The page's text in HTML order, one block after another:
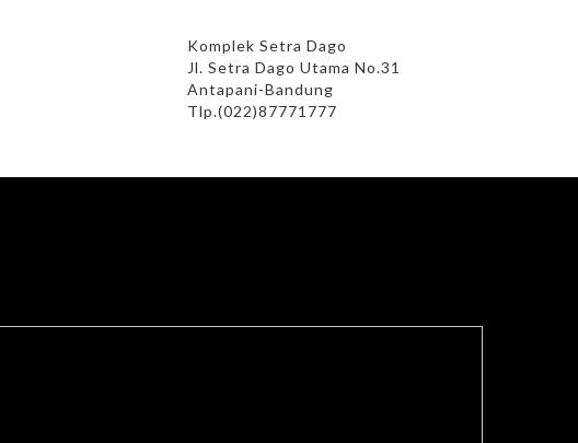
Komplek Setra Dago
Jl. Setra Dago Utama No.31
Antapani-Bandung
Tlp.(022)87771777